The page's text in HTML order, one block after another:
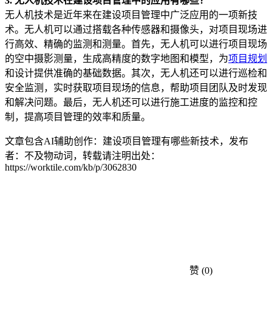
无人机技术是近年来在建设项目管理中广泛应用的一项新技
术。无人机可以通过搭载各种传感器和摄像头，对项目现场进
行高效、精确的监测和测量。首先，无人机可以进行项目现场
的空中摄影测量，生成高精度的数字地图和模型，为项目规划
和设计提供准确的基础数据。其次，无人机还可以进行巡检和
安全监测，实时获取项目现场的信息，帮助项目团队及时发现
和解决问题。最后，无人机还可以进行施工进度的监控和控
制，提高项目管理的效率和质量。
文章包含AI辅助创作：建设项目管理有哪些新技术，发布
者：不及物动词，转载请注明出处：
https://worktile.com/kb/p/3062830
赞 (0)